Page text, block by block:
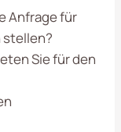
Anfrage für
stellen?
Sie für den